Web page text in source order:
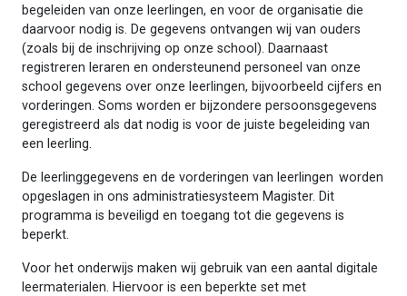
begeleiden van onze leerlingen, en voor de organisatie die
daarvoor nodig is. De gegevens ontvangen wij van ouders
(zoals bij de inschrijving op onze school). Daarnaast
registreren leraren en ondersteunend personeel van onze
school gegevens over onze leerlingen, bijvoorbeeld cijfers en
vorderingen. Soms worden er bijzondere persoonsgegevens
geregistreerd als dat nodig is voor de juiste begeleiding van
een leerling.
De leerlinggegevens en de vorderingen van leerlingen worden
opgeslagen in ons administratiesysteem Magister. Dit
programma is beveiligd en toegang tot die gegevens is
beperkt.
Voor het onderwijs maken wij gebruik van een aantal digitale
leermaterialen. Hiervoor is een beperkte set met